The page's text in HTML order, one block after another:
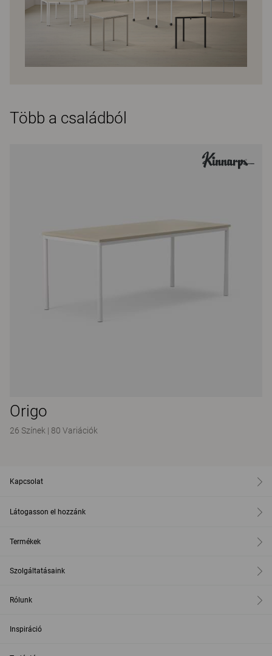
Több a családból
Origo
26 Színek | 80 Variációk
Kapcsolat
Látogasson el hozzánk
Termékek
Szolgáltatásaink
Rólunk
Inspiráció